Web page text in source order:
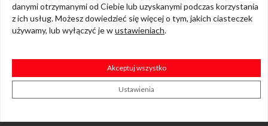
danymi otrzymanymi od Ciebie lub uzyskanymi podczas korzystania
z ich usług. Możesz dowiedzieć się więcej o tym, jakich ciasteczek
używamy, lub wyłączyć je wustawieniach.
Akceptuj wszystko
Ustawienia